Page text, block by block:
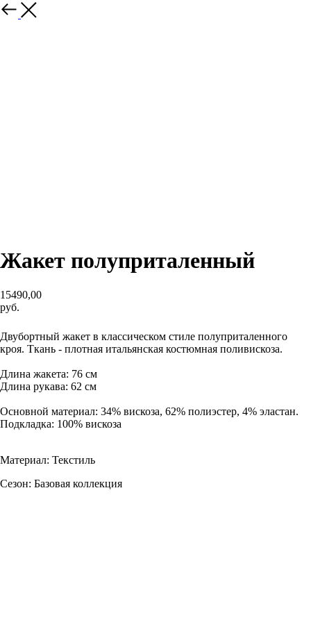
Жакет полуприталенный
15490,00
руб.
Двубортный жакет в классическом стиле полуприталенного
кроя. Ткань - плотная итальянская костюмная поливискоза.
Длина жакета: 76 см
Длина рукава: 62 см
Основной материал: 34% вискоза, 62% полиэстер, 4% эластан.
Подкладка: 100% вискоза
Материал: Текстиль
Сезон: Базовая коллекция